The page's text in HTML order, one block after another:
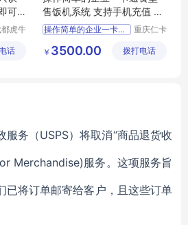
可
费
都虎牛
话
售饭机系统 支持手机充值 查
询明细等
操作简单的企业一卡通食堂售饭机
查询明细等
重庆仁卡
公司
￥ 3500.00 拨打电话
服务（USPS）将取消“商品退货收
Merchandise)服务。这项服务旨
已将订单邮寄给客户，且这些订单